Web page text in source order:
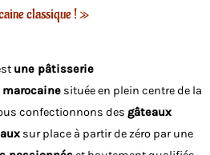
classique ! »
une pâtisserie
marocainesituée en plein centre de la
confectionnons des gâteaux
sur place à partir de zéro par une